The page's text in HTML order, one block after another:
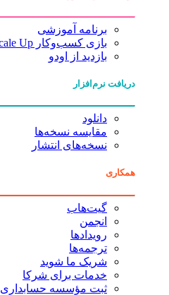
برنامه آموزشی
بازی کسب‌وکار Scale Up!
بازدید از اودو
دریافت نرم‌افزار
دانلود
مقایسه نسخه‌ها
نسخه‌های انتشار
همکاری
گیت‌هاب
انجمن
رویدادها
ترجمه‌ها
شریک ما شوید
خدمات برای شرکا
ثبت مؤسسه حسابداری